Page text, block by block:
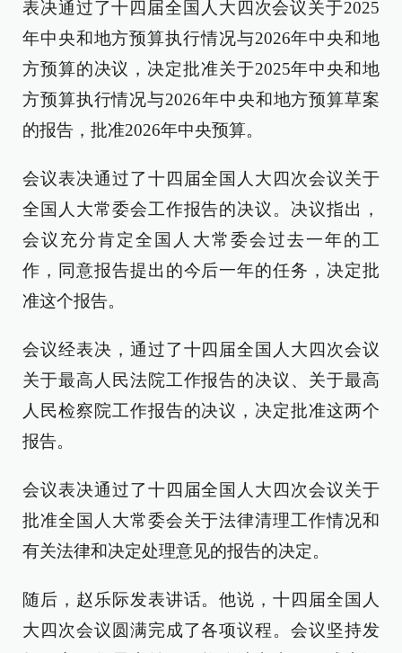
表决通过了十四届全国人大四次会议关于2025
年中央和地方预算执行情况与2026年中央和地
方预算的决议，决定批准关于2025年中央和地
方预算执行情况与2026年中央和地方预算草案
的报告，批准2026年中央预算。
会议表决通过了十四届全国人大四次会议关于
全国人大常委会工作报告的决议。决议指出，
会议充分肯定全国人大常委会过去一年的工
作，同意报告提出的今后一年的任务，决定批
准这个报告。
会议经表决，通过了十四届全国人大四次会议
关于最高人民法院工作报告的决议、关于最高
人民检察院工作报告的决议，决定批准这两个
报告。
会议表决通过了十四届全国人大四次会议关于
批准全国人大常委会关于法律清理工作情况和
有关法律和决定处理意见的报告的决定。
随后，赵乐际发表讲话。他说，十四届全国人
大四次会议圆满完成了各项议程。会议坚持发